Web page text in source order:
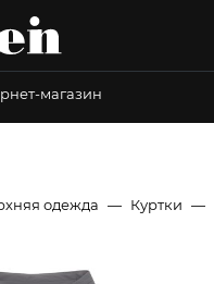
магазин
одежда Куртки